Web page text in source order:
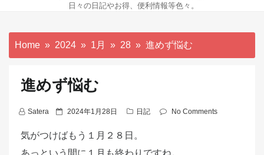
日々の日記やお得、便利情報等色々。
Home 2024 1月 28 進めず悩む
進めず悩む
Satera
P
s
t
2024年1月28日 日記 No Comments
気がつけばもう１月２８日。
あっという間に１月も終わりですね。